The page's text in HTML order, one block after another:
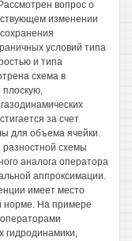
вопрос о
изменении
условий типа
и типа
схема в
плоскую,
за счет
для объема ячейки.
схемы
аналога оператора
аппроксимации.
имеет место
норме. На примере
гидродинамики,